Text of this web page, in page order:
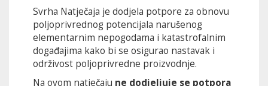
Svrha Natječaja je dodjela potpore za obnovu
poljoprivrednog potencijala narušenog
elementarnim nepogodama i katastrofalnim
događajima kako bi se osigurao nastavak i
održivost poljoprivredne proizvodnje.
Na ovom natječaju ne dodjeljuje se potpora